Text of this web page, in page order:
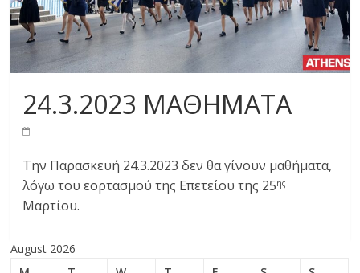
24.3.2023 ΜΑΘΗΜΑΤΑ
Την Παρασκευή 24.3.2023 δεν θα γίνουν μαθήματα,
λόγω του εορτασμού της Επετείου της 25ης
Μαρτίου.
August 2026